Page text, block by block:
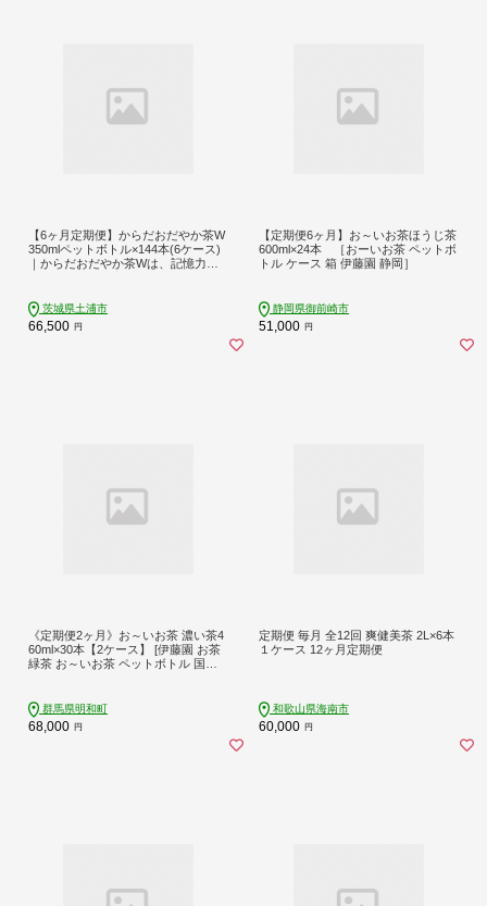
【6ヶ月定期便】からだおだやか茶W
350mlペットボトル×144本(6ケース)
｜からだおだやか茶Wは、記憶力や
す。ほどよい渋みとすっきり飲みや
すい味わいです。 ※離島への配送不
可
茨城県土浦市
66,500 円
【定期便6ヶ月】お～いお茶ほうじ茶
600ml×24本 ［おーいお茶 ペットボ
トル ケース 箱 伊藤園 静岡］
静岡県御前崎市
51,000 円
《定期便2ヶ月》お～いお茶 濃い茶4
60ml×30本【2ケース】 [伊藤園 お茶
緑茶 お～いお茶 ペットボトル 国産
群馬県明和町
68,000 円
定期便 毎月 全12回 爽健美茶 2L×6本
１ケース 12ヶ月定期便
和歌山県海南市
60,000 円